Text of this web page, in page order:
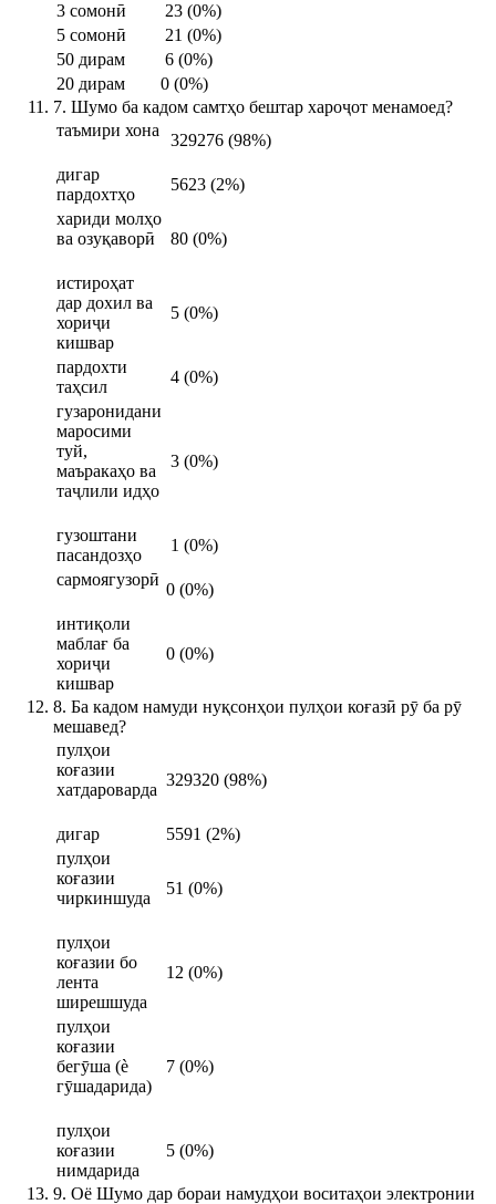
3 сомонӣ
23 (0%)
5 сомонӣ
21 (0%)
50 дирам
6 (0%)
20 дирам
0 (0%)
7. Шумо ба кадом самтҳо бештар хароҷот менамоед?
таъмири хона
329276 (98%)
дигар
пардохтҳо
5623 (2%)
хариди молҳо
ва озуқаворӣ
80 (0%)
истироҳат
дар дохил ва
хориҷи
кишвар
5 (0%)
пардохти
таҳсил
4 (0%)
гузаронидани
маросими
туй,
маъракаҳо ва
таҷлили идҳо
3 (0%)
гузоштани
пасандозҳо
1 (0%)
сармоягузорӣ
0 (0%)
интиқоли
маблағ ба
хориҷи
кишвар
0 (0%)
8. Ба кадом намуди нуқсонҳои пулҳои коғазӣ рӯ ба рӯ
мешавед?
пулҳои
коғазии
хатдароварда
329320 (98%)
дигар
5591 (2%)
пулҳои
коғазии
чиркиншуда
51 (0%)
пулҳои
коғазии бо
лента
ширешшуда
12 (0%)
пулҳои
коғазии
бегӯша (ѐ
гӯшадарида)
7 (0%)
пулҳои
коғазии
нимдарида
5 (0%)
9. Оё Шумо дар бораи намудҳои воситаҳои электронии